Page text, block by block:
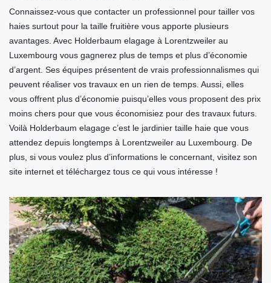
Connaissez-vous que contacter un professionnel pour tailler vos
haies surtout pour la taille fruitière vous apporte plusieurs
avantages. Avec Holderbaum elagage à Lorentzweiler au
Luxembourg vous gagnerez plus de temps et plus d’économie
d’argent. Ses équipes présentent de vrais professionnalismes qui
peuvent réaliser vos travaux en un rien de temps. Aussi, elles
vous offrent plus d’économie puisqu’elles vous proposent des prix
moins chers pour que vous économisiez pour des travaux futurs.
Voilà Holderbaum elagage c’est le jardinier taille haie que vous
attendez depuis longtemps à Lorentzweiler au Luxembourg. De
plus, si vous voulez plus d’informations le concernant, visitez son
site internet et téléchargez tous ce qui vous intéresse !